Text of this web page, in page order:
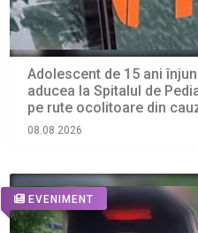
Adolescent de 15 ani
aducea la Spitalul de
pe rute ocolitoare din
08.08.2026
EVENIMENT